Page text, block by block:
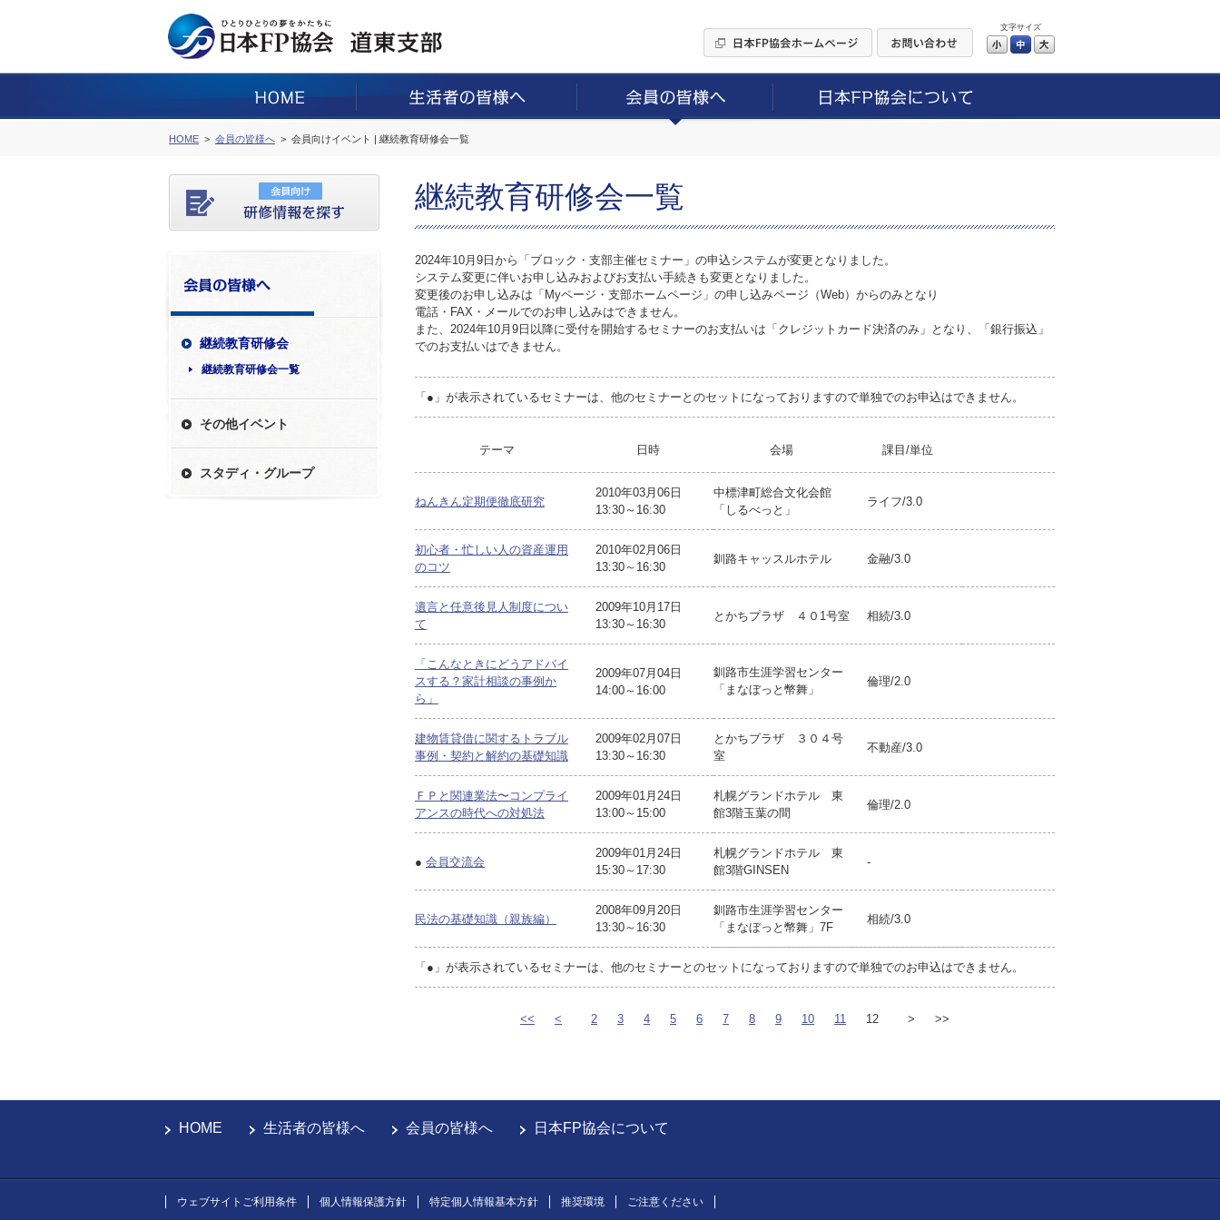
文字サイズ
小 中
HOME 会員の皆様へ 会員向けイベント | 継続教育研修会一覧
継続教育研修会
継続教育研修会一覧
その他イベント
スタディ・グループ
継続教育研修会一覧
2024年10月9日から「ブロック・支部主催セミナー」の申込システムが変更となりました。
システム変更に伴いお申し込みおよびお支払い手続きも変更となりました。
変更後のお申し込みは「Myページ・支部ホームページ」の申し込みページ（Web）からのみとなり
電話・FAX・メールでのお申し込みはできません。
また、2024年10月9日以降に受付を開始するセミナーのお支払いは「クレジットカード決済のみ」となり、「銀行振込」
でのお支払いはできません。
「●」が表示されているセミナーは、他のセミナーとのセットになっておりますので単独でのお申込はできません。
「●」が表示されているセミナーは、他のセミナーとのセットになっておりますので単独でのお申込はできません。
テーマ 日時 会場 課目/単位
ねんきん定期便徹底研究
2010年03月06日
13:30～16:30
中標津町総合文化会館
「しるべっと」
ライフ/3.0
初心者・忙しい人の資産運用
のコツ
2010年02月06日
13:30～16:30
釧路キャッスルホテル 金融/3.0
遺言と任意後見人制度につい
て
2009年10月17日
13:30～16:30
とかちプラザ ４０1号室 相続/3.0
「こんなときにどうアドバイ
スする？家計相談の事例か
ら」
2009年07月04日
14:00～16:00
釧路市生涯学習センター
「まなぼっと幣舞」
倫理/2.0
建物賃貸借に関するトラブル
事例・契約と解約の基礎知識
2009年02月07日
13:30～16:30
とかちプラザ ３０４号
室
不動産/3.0
ＦＰと関連業法〜コンプライ
アンスの時代への対処法
2009年01月24日
13:00～15:00
札幌グランドホテル 東
館3階玉葉の間
倫理/2.0
● 会員交流会
2009年01月24日
15:30～17:30
札幌グランドホテル 東
館3階GINSEN
-
民法の基礎知識（親族編）
2008年09月20日
13:30～16:30
釧路市生涯学習センター
「まなぼっと幣舞」7F
相続/3.0
<< < 2 3 4 5 6 7 8 9 10 11 12 > >>
HOME 生活者の皆様へ 会員の皆様へ 日本FP協会について
ウェブサイトご利用条件 個人情報保護方針 特定個人情報基本方針 推奨環境 ご注意ください